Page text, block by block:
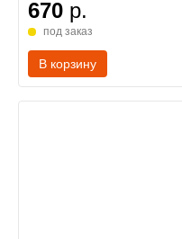
670 р.
под заказ
В корзину